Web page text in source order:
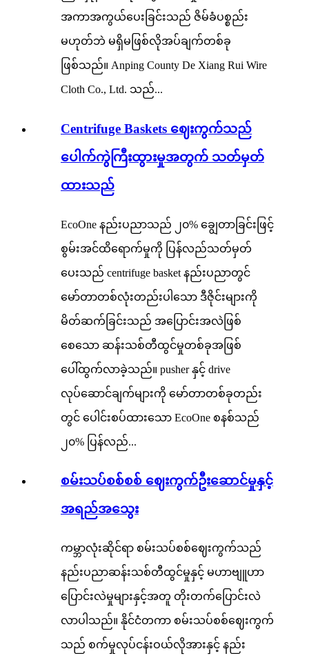
အကာအကွယ်ပေးခြင်းသည် ဇိမ်ခံပစ္စည်း
မဟုတ်ဘဲ မရှိမဖြစ်လိုအပ်ချက်တစ်ခု
ဖြစ်သည်။ Anping County De Xiang Rui Wire
Cloth Co., Ltd. သည်...
Centrifuge Baskets ဈေးကွက်သည်
ပေါက်ကွဲကြီးထွားမှုအတွက် သတ်မှတ်
ထားသည်
EcoOne နည်းပညာသည် ၂၀% ချွေတာခြင်းဖြင့်
စွမ်းအင်ထိရောက်မှုကို ပြန်လည်သတ်မှတ်
ပေးသည် centrifuge basket နည်းပညာတွင်
မော်တာတစ်လုံးတည်းပါသော ဒီဇိုင်းများကို
မိတ်ဆက်ခြင်းသည် အပြောင်းအလဲဖြစ်
စေသော ဆန်းသစ်တီထွင်မှုတစ်ခုအဖြစ်
ပေါ်ထွက်လာခဲ့သည်။ pusher နှင့် drive
လုပ်ဆောင်ချက်များကို မော်တာတစ်ခုတည်း
တွင် ပေါင်းစပ်ထားသော EcoOne စနစ်သည်
၂၀% ပြန်လည်...
စမ်းသပ်စစ်စစ် ဈေးကွက်ဦးဆောင်မှုနှင့်
အရည်အသွေး
ကမ္ဘာလုံးဆိုင်ရာ စမ်းသပ်စစ်ဈေးကွက်သည်
နည်းပညာဆန်းသစ်တီထွင်မှုနှင့် မဟာဗျူဟာ
ပြောင်းလဲမှုများနှင့်အတူ တိုးတက်ပြောင်းလဲ
လာပါသည်။ နိုင်ငံတကာ စမ်းသပ်စစ်ဈေးကွက်
သည် စက်မှုလုပ်ငန်းဝယ်လိုအားနှင့် နည်း